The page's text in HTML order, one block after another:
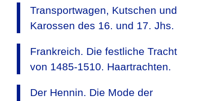
Transportwagen, Kutschen und
Karossen des 16. und 17. Jhs.
Frankreich. Die festliche Tracht
von 1485-1510. Haartrachten.
Der Hennin. Die Mode der